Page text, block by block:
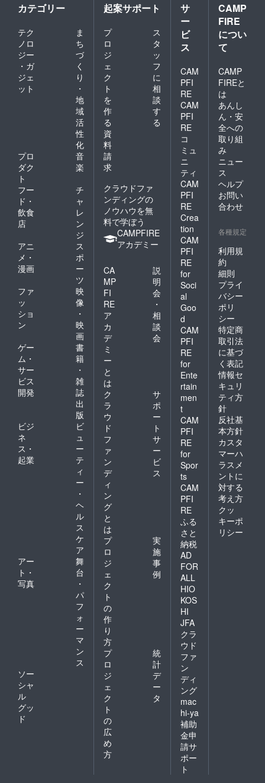
カテゴリー
テク
ノロ
ジー
・ガ
ジェ
ット
ま
ち
づ
く
り
・
地
域
活
性
化
プロ
ダク
ト
音
楽
フー
ド・
飲食
店
チ
ャ
レ
ン
ジ
アニ
メ・
漫画
ス
ポ
ー
ツ
ファ
ッ
ショ
ン
映
像
・
映
画
ゲー
ム・
サー
ビス
開発
書
籍
・
雑
誌
出
版
ビジ
ネ
ス・
起業
ビ
ュ
ー
テ
ィ
ー
・
ヘ
ル
ス
ケ
ア
アー
ト・
写真
舞
台
・
パ
フ
ォ
ー
マ
ン
ス
ソー
シャ
ル
グッ
ド
起案サポート
プ
ロ
ジ
ェ
ク
ト
を
作
る
ス
タ
ッ
フ
に
相
談
す
る
資
料
請
求
クラウドファ
ンディングの
ノウハウを無
料で学ぼう
CAMPFIRE
アカデミー
CA
MP
FI
RE
ア
カ
デ
ミ
ー
と
は
説
明
会
・
相
談
会
ク
ラ
ウ
ド
フ
ァ
ン
デ
ィ
ン
グ
と
は
サ
ポ
ー
ト
サ
ー
ビ
ス
プ
ロ
ジ
ェ
ク
ト
の
作
り
方
実
施
事
例
プ
ロ
ジ
ェ
ク
ト
の
広
め
方
統
計
デ
ー
タ
サ
ー
ビ
ス
CAM
PFI
RE
CAM
PFI
RE
コ
ミュ
ニ
ティ
CAM
PFI
RE
Crea
tion
CAM
PFI
RE
for
Soci
al
Goo
d
CAM
PFI
RE
for
Ente
rtain
men
t
CAM
PFI
RE
for
Spor
ts
CAM
PFI
RE
ふる
さと
納税
AD
FOR
ALL
HIO
KOS
HI
JFA
クラ
ウド
ファ
ン
ディ
ング
mac
hi-ya
補助
金申
請サ
ポー
ト
CAMP
FIRE
につい
て
CAMP
FIREと
は
あんし
ん・安
全への
取り組
み
ニュー
ス
ヘルプ
お問い
合わせ
各種規定
利用規
約
細則
プライ
バシー
ポリ
シー
特定商
取引法
に基づ
く表記
情報セ
キュリ
ティ方
針
反社基
本方針
カスタ
マーハ
ラスメ
ントに
対する
考え方
クッ
キーポ
リシー